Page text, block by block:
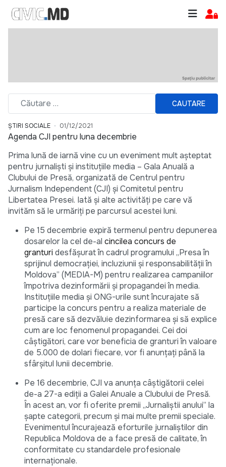
CAUTARE
ȘTIRI SOCIALE 01/12/2021
Agenda CJI pentru luna decembrie
Prima lună de iarnă vine cu un eveniment mult așteptat
pentru jurnaliști și instituțiile media – Gala Anuală a
Clubului de Presă, organizată de Centrul pentru
Jurnalism Independent (CJI) și Comitetul pentru
Libertatea Presei. Iată și alte activități pe care vă
invităm să le urmăriți pe parcursul acestei luni.
Pe 15 decembrie expiră termenul pentru depunerea
dosarelor la cel de-al cincilea concurs de
granturi desfășurat în cadrul programului „Presa în
sprijinul democraţiei, incluziunii şi responsabilităţii în
Moldova” (MEDIA-M) pentru realizarea campaniilor
împotriva dezinformării şi propagandei în media.
Instituţiile media şi ONG-urile sunt încurajate să
participe la concurs pentru a realiza materiale de
presă care să dezvăluie dezinformarea şi să explice
cum are loc fenomenul propagandei. Cei doi
câștigători, care vor beneficia de granturi în valoare
de 5.000 de dolari fiecare, vor fi anunțați până la
sfârșitul lunii decembrie.
Pe 16 decembrie, CJI va anunța câștigătorii celei
de-a 27-a ediţii a Galei Anuale a Clubului de Presă.
În acest an, vor fi oferite premii „Jurnaliştii anului” la
șapte categorii, precum și mai multe premii speciale.
Evenimentul încurajează eforturile jurnaliştilor din
Republica Moldova de a face presă de calitate, în
conformitate cu standardele profesionale
internaţionale.